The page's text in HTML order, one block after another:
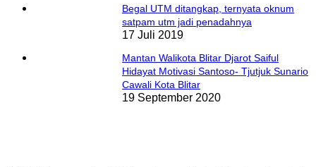
Begal UTM ditangkap, ternyata oknum
satpam utm jadi penadahnya
17 Juli 2019
Mantan Walikota Blitar Djarot Saiful
Hidayat Motivasi Santoso- Tjutjuk Sunario
Cawali Kota Blitar
19 September 2020